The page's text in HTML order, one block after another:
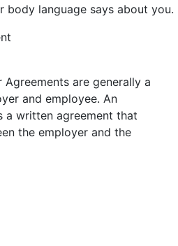
body language says about you.
are generally a
and employee. An
a written agreement that
the employer and the